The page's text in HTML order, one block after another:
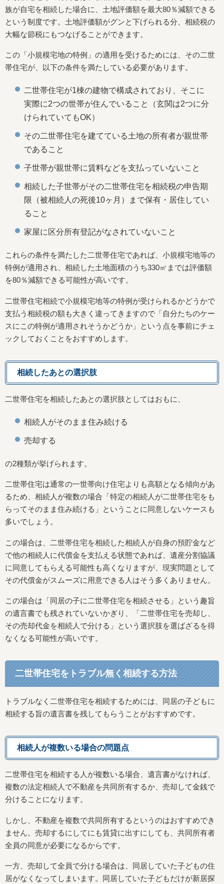
族が自宅を相続した場合に、土地評価額を最大80％減額できる
という制度です。土地評価額がグンと下げられる分、相続税の
大幅な節税にもつなげることができます。
この「小規模宅地の特例」の適用を受けるためには、その二世
帯住宅が、以下の条件を満たしている必要があります。
二世帯住宅が1棟の建物で構成されており、そこに
実際に2つの世帯が住んでいること（玄関は2つに分
けられていてもOK）
その二世帯住宅を建てている土地の所有者が親世帯
であること
子世帯が親世帯に賃料などを支払っていないこと
相続した子世帯がその二世帯住宅を相続税の申告期
限（被相続人の死後10ヶ月）まで保有・居住してい
ること
家屋に区分所有登記がなされていないこと
これらの条件を満たした二世帯住宅であれば、小規模宅地等の
特例が適用され、相続した土地面積のうち330㎡までは評価額
を80％減額できる可能性が高いです。
二世帯住宅相続で小規模宅地等の特例が受けられるかどうかで
支払う相続税の額も大きく違ってきますので「自分たちのケー
スにこの特例が適用されそうかどうか」という点を事前にチェ
ックしておくことをおすすめします。
相続したあとの選択肢
二世帯住宅を相続したあとの選択肢としてはおもに、
相続人がそのまま住み続ける
売却する
の2種類が挙げられます。
二世帯住宅は通常の一世帯向け住宅よりも高額となる傾向があ
るため、相続人が複数の場合「特定の相続人が二世帯住宅をも
らってそのまま住み続ける」ということに同意しないケースも
多いでしょう。
この場合は、二世帯住宅を相続した相続人が自身の預貯金など
で他の相続人に代償金を支払える状態であれば、遺産分割協議
に同意してもらえる可能性も高くなりますが、現実問題として
その代償金がスムーズに用意できる人はそう多くありません。
この場合は「同居の子に二世帯住宅を相続させる」という趣旨
の遺言書でも残されていないかぎり、「二世帯住宅を売却し、
その売却代金を相続人で分ける」という選択肢を選ばざるを得
なくなる可能性が高いです。
二世帯住宅をトラブル無く相続する方法
トラブルなく二世帯住宅を相続するためには、同居の子どもに
相続する旨の遺言書を残してもらうことがおすすめです。
相続人が複数いる場合の問題点
二世帯住宅を相続する人が複数いる場合、遺言書がなければ、
複数の法定相続人で不動産を共同所有するか、売却して金銭で
分けることになります。
しかし、不動産を複数で共同所有するというのはおすすめでき
ません。売却するにしてにも賃貸に出すにしても、共同所有者
全員の同意が必要になるからです。
一方、売却して全員で分ける場合は、同居していた子どもの住
居がなくなってしまいます。同居していた子どもだけが新居探